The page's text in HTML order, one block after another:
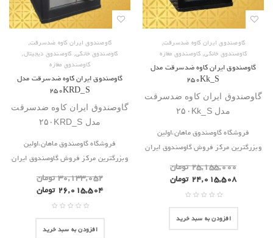
گاوصندوق ایران کاوه ضدسرقت,
گاوصندوق خانگی,گاوصندوق مغازه
گاوصندوق ایران کاوه ضدسرقت مدل
۲۵۰Kk_S
گاوصندوق ایران کاوه ضدسرقت
مدل ۲۵۰Kk_S
فروشگاه گاوصندوق ماهان،اولین
وبزرگترین مرکز فروش گاوصندوق ایران
۲۵,۱۵۵,۰۰۰تومان
۲۴,۰۱۵,۵۰۸ تومان
افزودن به سبد خرید
گاوصندوق ایران کاوه ضدسرقت,
گاوصندوق خانگی, گاوصندوق دیجیتال,
گاوصندوق مغازه
گاوصندوق ایران کاوه ضدسرقت مدل
۲۵۰KRD_S
گاوصندوق ایران کاوه ضدسرقت
مدل ۲۵۰KRD_S
فروشگاه گاوصندوق ماهان،اولین
وبزرگترین مرکز فروش گاوصندوق ایران
۳۰,۱۳۳,۰۵۲تومان
۲۶,۰۱۵,۵۰۴ تومان
افزودن به سبد خرید